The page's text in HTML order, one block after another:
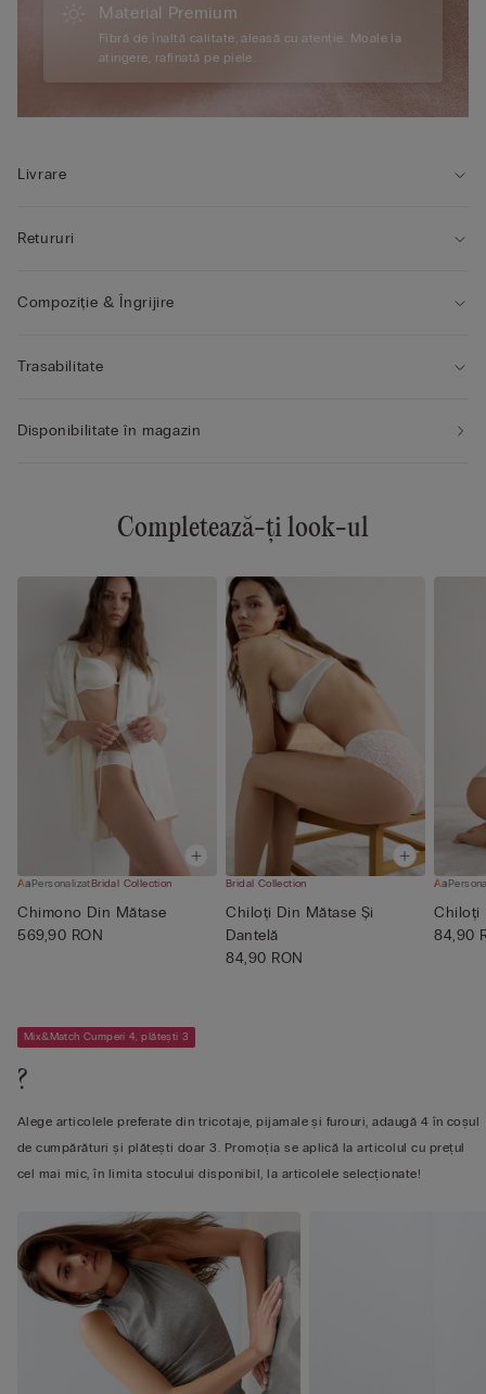
Material Premium
Fibră de înaltă calitate, aleasă cu atenție. Moale la
atingere, rafinată pe piele.
Livrare
Retururi
Compoziție & Îngrijire
Trasabilitate
Disponibilitate în magazin
Completează-ți look-ul
PersonalizatBridal Collection
Chimono Din Mătase
569,90 RON
Bridal Collection
Chiloți Din Mătase Și
Dantelă
84,90 RON
Chiloți
84,90
Mix&Match Cumperi 4, plătești 3
?
Alege articolele preferate din tricotaje, pijamale și furouri, adaugă 4 în coșul
de cumpărături și plătești doar 3. Promoția se aplică la articolul cu prețul
cel mai mic, în limita stocului disponibil, la articolele selecționate!